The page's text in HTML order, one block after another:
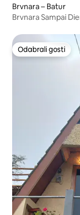
Brvnara – Batur
Brvnara Sampai
Odabrali gosti
Odabrali gosti